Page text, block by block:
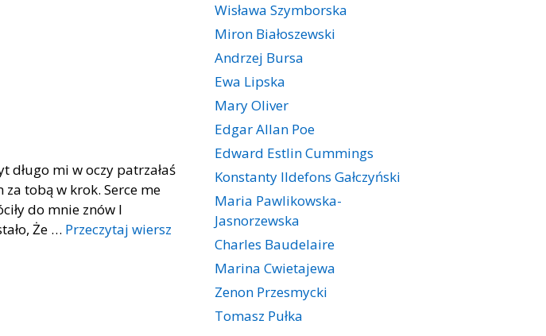
długo mi w oczy patrzałaś
za tobą w krok. Serce me
do mnie znów I
Że … Przeczytaj wiersz
Wisława Szymborska
Miron Białoszewski
Andrzej Bursa
Ewa Lipska
Mary Oliver
Edgar Allan Poe
Edward Estlin Cummings
Konstanty Ildefons Gałczyński
Maria Pawlikowska-
Jasnorzewska
Charles Baudelaire
Marina Cwietajewa
Zenon Przesmycki
Tomasz Pułka